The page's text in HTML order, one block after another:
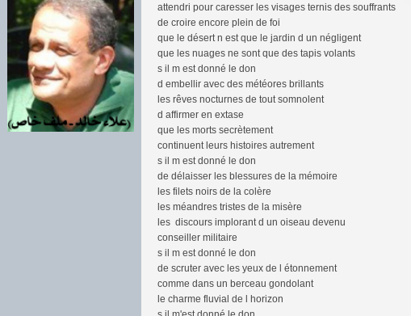
attendri pour caresser les visages ternis des souffrants
de croire encore plein de foi
que le désert n est que le jardin d un négligent
que les nuages ne sont que des tapis volants
s il m est donné le don
d embellir avec des météores brillants
les rêves nocturnes de tout somnolent
d affirmer en extase
que les morts secrètement
continuent leurs histoires autrement
s il m est donné le don
de délaisser les blessures de la mémoire
les filets noirs de la colère
les méandres tristes de la misère
les discours implorant d un oiseau devenu
conseiller militaire
s il m est donné le don
de scruter avec les yeux de l étonnement
comme dans un berceau gondolant
le charme fluvial de l horizon